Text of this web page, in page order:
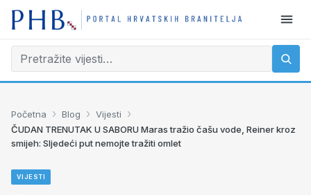
Početna › Blog › Vijesti ›
ČUDAN TRENUTAK U SABORU Maras tražio čašu vode, Reiner kroz
smijeh: Sljedeći put nemojte tražiti omlet
VIJESTI